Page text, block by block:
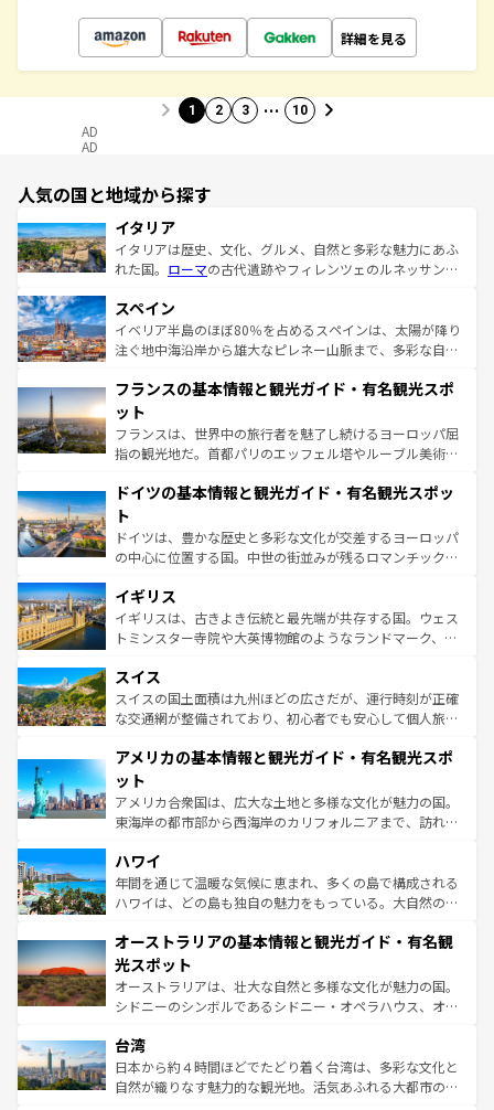
詳細を見る
1 2 3 … 10
AD
AD
人気の国と地域から探す
イタリア
イタリアは歴史、文化、グルメ、自然と多彩な魅力にあふ
れた国。 ローマの古代遺跡やフィレンツェのルネッサンス
ろん、トスカーナの美しい田園風景やアマルフィ海岸の絶
景など、自然景観も見逃せない。観光の合間には、本場の
ピザやパスタなど、絶品のイタリア料理を堪能することも
ませてくれるイタリアで、忘れられない旅をしてみよう！
なお、新着のイタリア情報は
しい。
スペイン
イベリア半島のほぼ80％を占めるスペインは、太陽が降り
注ぐ地中海沿岸から雄大なピレネー山脈まで、多彩な自然
文化が根付くこの国では、情熱的なフラメンコ、熱気あふ
れる闘牛、そして美味しいタパスが生活の一部となってい
る。首都マドリードの洗練された雰囲気や、バルセロナの
アートに溢れた街角から、地方では古代ローマ遺跡や中世
せる。地方によって風土や気候が異なるスペインはその個
ンテンツ一覧 を参照してほしい。
フランスの基本情報と観光ガイド・有名観光スポ
ット
フランスは、世界中の旅行者を魅了し続けるヨーロッパ屈
指の観光地だ。首都パリのエッフェル塔やルーブル美術館
で、幅広い魅力が詰まっている。華麗な宮殿、歴史的な大
聖堂、美しいビーチ、そして豊かな自然が、訪れる者を心
から魅了する。また、フランスは美食の国としても知ら
れ、フランス料理はユネスコ無形文化遺産にも登録されて
香り高いラベンダー畑など、多彩な楽しみ方が可能だ。さ
らに、パリ以外の地域にも魅力が溢れており、どの街角に
も豊かな歴史と文化が息づいている。パリ以外の個性あふ
を参照してほしい。
ドイツの基本情報と観光ガイド・有名観光スポッ
ト
ドイツは、豊かな歴史と多彩な文化が交差するヨーロッパ
の中心に位置する国。中世の街並みが残るロマンチック街
顔を持つこの国は、どこを歩いても飽きることがない。ベ
ルリンの文化的活気、バイエルン州のアルプスの絶景、そ
してライン川沿いのワイン畑といった風景は必見。ビール
は、お酒好きな人にはぜひ体験してほしい。 なお、新着の
ドイツ情報はコンテンツ一覧を参照してほしい。
イギリス
イギリスは、古きよき伝統と最先端が共存する国。ウェス
トミンスター寺院や大英博物館のようなランドマーク、歴
リアごとに異なる魅力がある。また、優雅なアフタヌーン
ティー、ビール好きにはたまらない英国パブ、サッカー観
戦など、本場だからこそできる体験も豊富。イギリスを旅
ンツ一覧を参照してほしい。
スイス
スイスの国土面積は九州ほどの広さだが、運行時刻が正確
な交通網が整備されており、初心者でも安心して個人旅行
の建物がそのまま残る町や、スイスならではのユニークな
博物館もあり、アルプス観光だけでなく町歩きも満喫する
ことができる。国民の所得が高いため物価も高いが、旅行
者向けの交通パス提供のサービスもあり、うまく活用すれ
着のスイス情報は
アメリカの基本情報と観光ガイド・有名観光スポ
ット
アメリカ合衆国は、広大な土地と多様な文化が魅力の国。
東海岸の都市部から西海岸のカリフォルニアまで、訪れる
のような巨大都市は、観光、ショッピング、エンターテイ
ンメントが詰まった刺激的なスポットだ。一方、アメリカ
西部には大自然が広がり、グランドキャニオンやイエロー
部のニューオーリンズでは、音楽と美食が融合した独特の
文化が魅力。旅行者はアメリカの各地域で異なる魅力を楽
しみながら、その多様性と豊かな歴史を感じることができ
るだろう。車でのロードトリップや列車の旅も、アメリカ
情報は
ハワイ
年間を通じて温暖な気候に恵まれ、多くの島で構成される
ハワイは、どの島も独自の魅力をもっている。大自然の神
ワイ島は見逃せない。また、定番の観光地といえばオアフ
島だが、静かな自然を求めるならマウイ島やカウアイ島が
おすすめ。エメラルドグリーンに輝く海をはじめ、豊かな
文化や歴史が息づいている。「アロハスピリット」と呼ば
人々、おいしいローカルフードやハワイアンミュージッ
ク、伝統的なフラダンスなど、すべてがハワイの魅力を彩
っている。訪れるたびに新しい発見と感動が待っているハ
オーストラリアの基本情報と観光ガイド・有名観
光スポット
オーストラリアは、壮大な自然と多様な文化が魅力の国。
シドニーのシンボルであるシドニー・オペラハウス、オー
リアリーフや大陸中央部にそびえるウルル（エアーズロッ
ク）、タスマニアの美しい原生林やケアンズの熱帯雨林な
ど、見どころがたくさん。また、カフェやワイン、オージ
台湾
日本から約４時間ほどでたどり着く台湾は、多彩な文化と
自然が織りなす魅力的な観光地。活気あふれる大都市の台